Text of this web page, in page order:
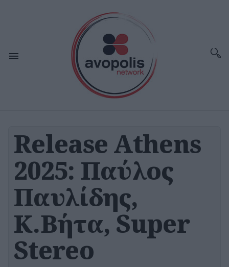
Release Athens
2025: Παύλος
Παυλίδης,
Κ.Βήτα, Super
Stereo